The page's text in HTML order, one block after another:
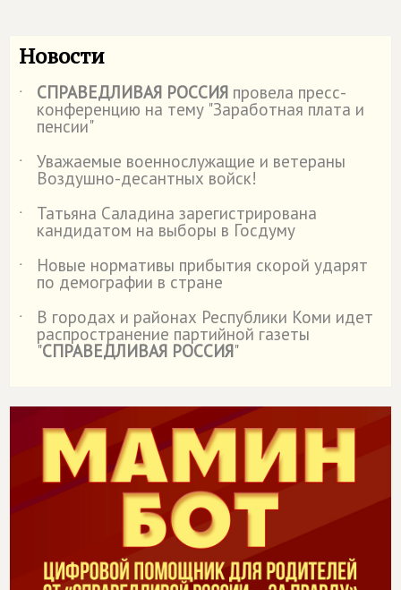
Новости
˙ СПРАВЕДЛИВАЯ РОССИЯ провела пресс-
конференцию на тему "Заработная плата и
пенсии"
˙
Уважаемые военнослужащие и ветераны
Воздушно-десантных войск!
˙
Татьяна Саладина зарегистрирована
кандидатом на выборы в Госдуму
˙
Новые нормативы прибытия скорой ударят
по демографии в стране
˙
В городах и районах Республики Коми идет
распространение партийной газеты
"СПРАВЕДЛИВАЯ РОССИЯ"